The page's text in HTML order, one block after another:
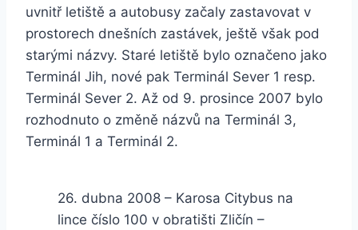
uvnitř letiště a autobusy začaly zastavovat v
prostorech dnešních zastávek, ještě však pod
starými názvy. Staré letiště bylo označeno jako
Terminál Jih, nové pak Terminál Sever 1 resp.
Terminál Sever 2. Až od 9. prosince 2007 bylo
rozhodnuto o změně názvů na Terminál 3,
Terminál 1 a Terminál 2.
26. dubna 2008 – Karosa Citybus na
lince číslo 100 v obratišti Zličín –